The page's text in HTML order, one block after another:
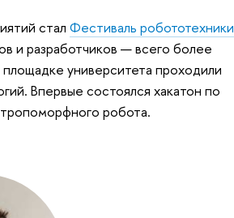
стал Фестиваль робототехники
и разработчиков — всего более
университета проходили
Впервые состоялся хакатон по
робота.